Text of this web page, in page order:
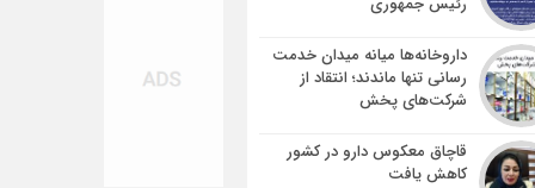
داروخانه‌ها میانه میدان خدمت
رسانی تنها ماندند؛ انتقاد از
شرکت‌های پخش
قاچاق معکوس دارو در کشور
کاهش یافت